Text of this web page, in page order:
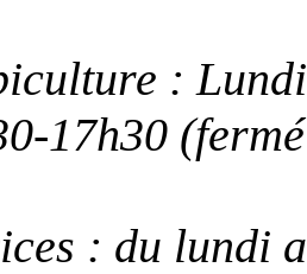
:
17h30
: du lundi